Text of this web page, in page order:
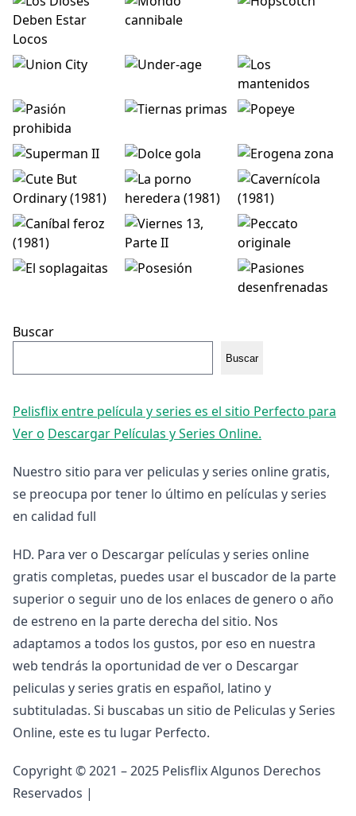
Buscar
Buscar
Pelisflix entre película y series es el sitio Perfecto para
Ver o Descargar Películas y Series Online.
Nuestro sitio para ver peliculas y series online gratis,
se preocupa por tener lo último en películas y series
en calidad full
HD. Para ver o Descargar películas y series online
gratis completas, puedes usar el buscador de la parte
superior o seguir uno de los enlaces de genero o año
de estreno en la parte derecha del sitio. Nos
adaptamos a todos los gustos, por eso en nuestra
web tendrás la oportunidad de ver o Descargar
peliculas y series gratis en español, latino y
subtituladas. Si buscabas un sitio de Peliculas y Series
Online, este es tu lugar Perfecto.
Copyright © 2021 – 2025 Pelisflix Algunos Derechos
Reservados |